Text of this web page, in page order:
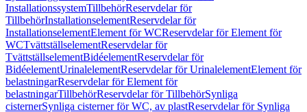
InstallationssystemTillbehörReservdelar för
TillbehörInstallationselementReservdelar för
InstallationselementElement för WCReservdelar för Element för
WCTvättställselementReservdelar för
TvättställselementBidéelementReservdelar för
BidéelementUrinalelementReservdelar för UrinalelementElement för
belastningarReservdelar för Element för
belastningarTillbehörReservdelar för TillbehörSynliga
cisternerSynliga cisterner för WC, av plastReservdelar för Synliga